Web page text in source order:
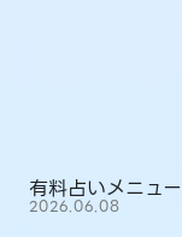
有料占いメニュ
2026.06.08